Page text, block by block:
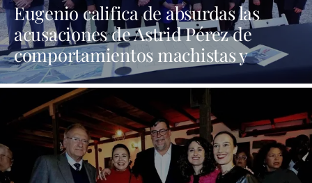
Eugenio califica de absurdas las
acusaciones de Astrid Pérez de
comportamientos machistas y
asegura que busca una presencia en
los medios que no tiene